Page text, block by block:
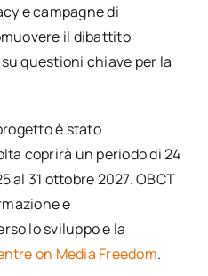
e campagne di
il dibattito
questioni chiave per la
è stato
coprirà un periodo di 24
al 31 ottobre 2027. OBCT
e
lo sviluppo e la
on Media Freedom.